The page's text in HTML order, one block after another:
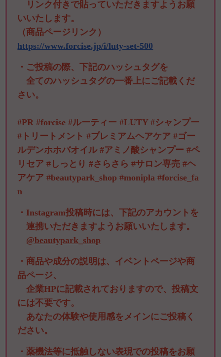
リンク付きで貼っていただきますようお願
いいたします。
（商品ページリンク）
https://www.forcise.jp/i/luty-set-500
・ご投稿の際、下記のハッシュタグを
全てのハッシュタグの一番上にご記載くだ
さい。
#PR #forcise #ルーティー #LUTY #シャンプー
#トリートメント #プレミアムヘアケア #ゴー
ルデンホホバオイル #アミノ酸シャンプー #ペ
リセア #しっとり #さらさら #サロン専売 #ヘ
アケア #beautypark_shop #monipla #forcise_fa
n
・Instagram投稿時には、下記のアカウントを
連携いただきますようお願いいたします。
@beautypark_shop
・商品や成分の説明は、イベントページや商
品ページ、
企業HPに記載されておりますので、投稿文
には不要です。
あなたの体験や使用感をメインにご投稿く
ださい。
・薬機法等に抵触しない表現での投稿をお願